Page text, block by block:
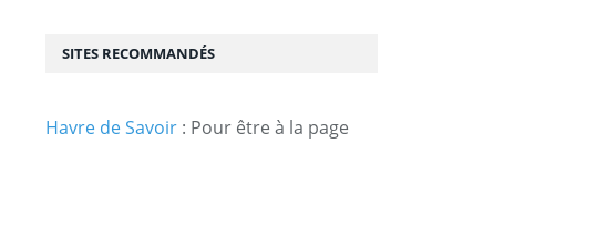
SITES RECOMMANDÉS
Havre de Savoir : Pour être à la page